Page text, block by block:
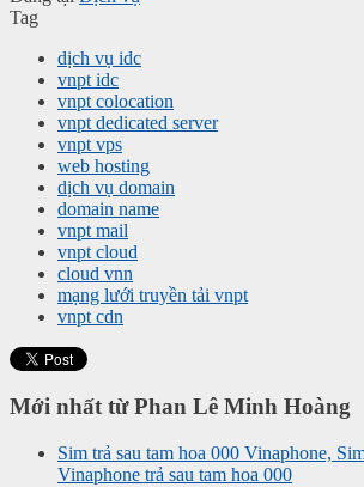
Tag
dịch vụ idc
vnpt idc
vnpt colocation
vnpt dedicated server
vnpt vps
web hosting
dịch vụ domain
domain name
vnpt mail
vnpt cloud
cloud vnn
mạng lưới truyền tải vnpt
vnpt cdn
Mới nhất từ Phan Lê Minh Hoàng
Sim trả sau tam hoa 000 Vinaphone,
Vinaphone trả sau tam hoa 000